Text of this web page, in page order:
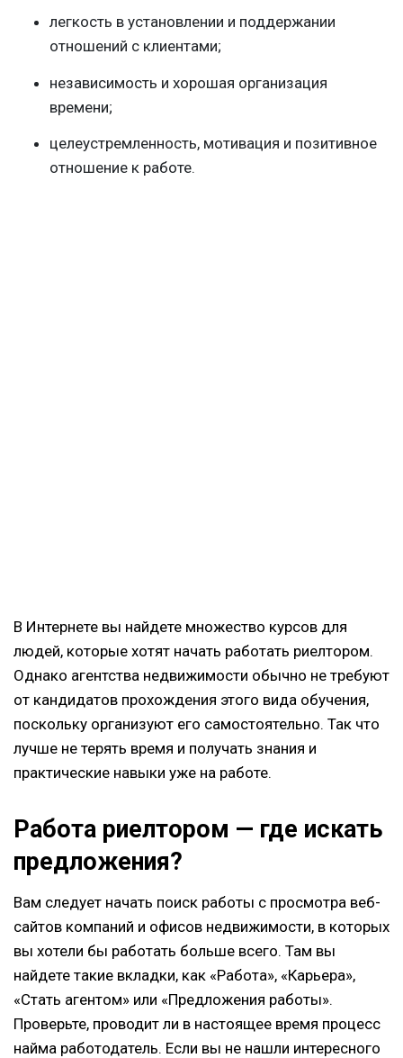
легкость в установлении и поддержании
отношений с клиентами;
независимость и хорошая организация
времени;
целеустремленность, мотивация и позитивное
отношение к работе.
В Интернете вы найдете множество курсов для
людей, которые хотят начать работать риелтором.
Однако агентства недвижимости обычно не требуют
от кандидатов прохождения этого вида обучения,
поскольку организуют его самостоятельно. Так что
лучше не терять время и получать знания и
практические навыки уже на работе.
Работа риелтором — где искать
предложения?
Вам следует начать поиск работы с просмотра веб-
сайтов компаний и офисов недвижимости, в которых
вы хотели бы работать больше всего. Там вы
найдете такие вкладки, как «Работа», «Карьера»,
«Стать агентом» или «Предложения работы».
Проверьте, проводит ли в настоящее время процесс
найма работодатель. Если вы не нашли интересного